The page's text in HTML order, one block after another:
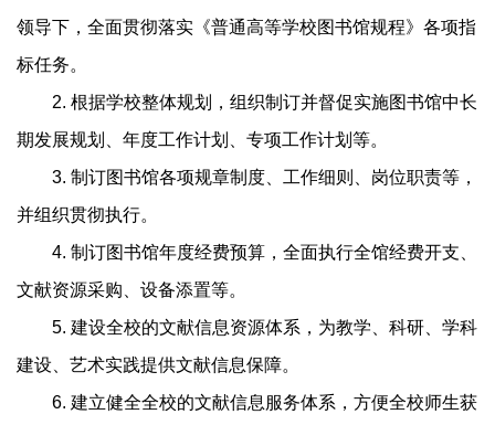
领导下，全面贯彻落实《普通高等学校图书馆规程》各项指
标任务。
2. 根据学校整体规划，组织制订并督促实施图书馆中长
期发展规划、年度工作计划、专项工作计划等。
3. 制订图书馆各项规章制度、工作细则、岗位职责等，
并组织贯彻执行。
4. 制订图书馆年度经费预算，全面执行全馆经费开支、
文献资源采购、设备添置等。
5. 建设全校的文献信息资源体系，为教学、科研、学科
建设、艺术实践提供文献信息保障。
6. 建立健全全校的文献信息服务体系，方便全校师生获